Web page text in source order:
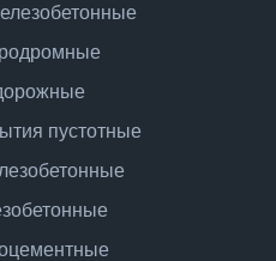
пустотные